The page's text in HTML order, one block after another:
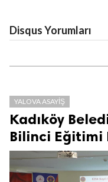
Disqus Yorumları
YALOVA ASAYIŞ
Kadıköy
Bilinci Eğitimi